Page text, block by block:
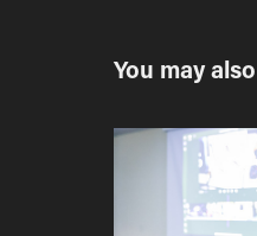
You may